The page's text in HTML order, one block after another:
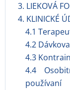
3. LIEKOVÁ
4. KLINICKÉ
4.1
4.2
4.3
4.4
používaní